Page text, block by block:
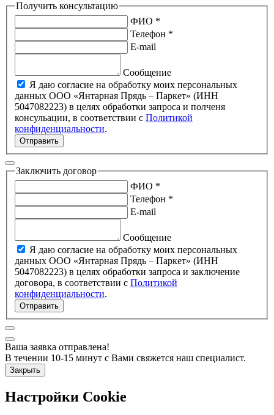
Получить консультацию
ФИО *
Телефон *
E-mail
Сообщение
Я даю согласие на обработку моих персональных
данных ООО «Янтарная Прядь – Паркет» (ИНН
5047082223) в целях обработки запроса и полченя
консульации, в соответствии с Политикой
конфиденциальности.
Отправить
Заключить договор
ФИО *
Телефон *
E-mail
Сообщение
Я даю согласие на обработку моих персональных
данных ООО «Янтарная Прядь – Паркет» (ИНН
5047082223) в целях обработки запроса и заключение
договора, в соответствии с Политикой
конфиденциальности.
Отправить
Ваша заявка отправлена!
В течении 10-15 минут с Вами свяжется наш специалист.
Закрыть
Настройки Cookie